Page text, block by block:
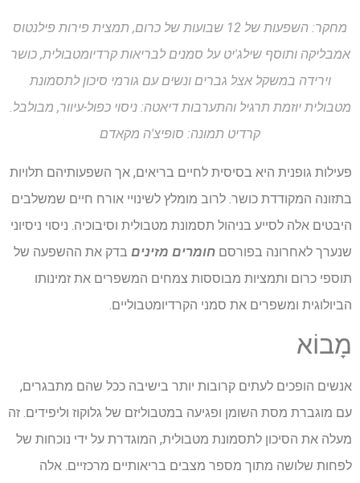
מחקר: השפעות של 12 שבועות של כרום, תמצית פירות פילנטוס
אמבליקה ותוסף שילג'יט על סמנים לבריאות קרדיומטבולית, כושר
וירידה במשקל אצל גברים ונשים עם גורמי סיכון לתסמונת
מטבולית יוזמת תרגיל והתערבות דיאטה: ניסוי כפול-עיוור, מבולבל.
קרדיט תמונה: סופיצ'ה מקאדם
פעילות גופנית היא בסיסית לחיים בריאים, אך השפעותיהם תלויות
בתזונה המקודדת כושר. לרוב מומלץ לשינויי אורח חיים שמשלבים
היבטים אלה לסייע בניהול תסמונת מטבולית וסיבוכיה. ניסוי ניסיוני
שנערך לאחרונה בפורסם חומרים מזינים בדק את ההשפעה של
תוספי כרום ותמציות מבוססות צמחים המשפרים את זמינותו
הביולוגית ומשפרים את סמני הקרדיומטבוליים.
מָבוֹא
אנשים הופכים לעתים קרובות יותר בישיבה ככל שהם מתבגרים,
עם מוגברת מסת השומן ופגיעה במטבוליזם של גלוקוז וליפידים. זה
מעלה את הסיכון לתסמונת מטבולית, המוגדרת על ידי נוכחות של
לפחות שלושה מתוך מספר מצבים בריאותיים מרכזיים. אלה